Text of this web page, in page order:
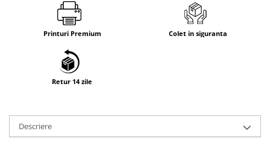
Printuri Premium Colet in siguranta
Retur 14 zile
Descriere